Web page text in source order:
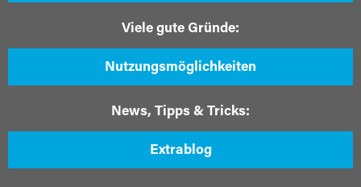
Viele gute Gründe:
Nutzungsmöglichkeiten
News, Tipps & Tricks:
Extrablog